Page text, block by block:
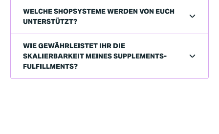
WELCHE SHOPSYSTEME WERDEN VON EUCH
UNTERSTÜTZT?
WIE GEWÄHRLEISTET IHR DIE
SKALIERBARKEIT MEINES SUPPLEMENTS-
FULFILLMENTS?